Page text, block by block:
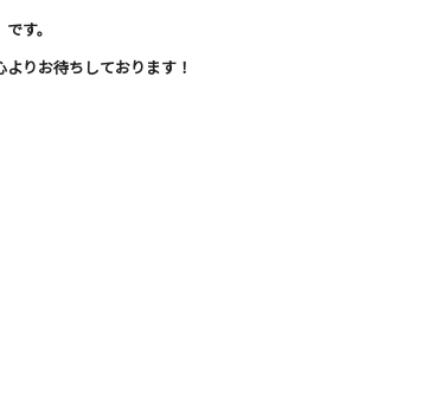
す。
りお待ちしております！